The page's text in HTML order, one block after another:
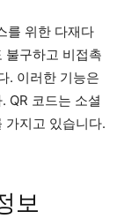
를 위한 다재다
불구하고 비접촉
. 이러한 기능은
QR 코드는 소셜
가지고 있습니다.
보